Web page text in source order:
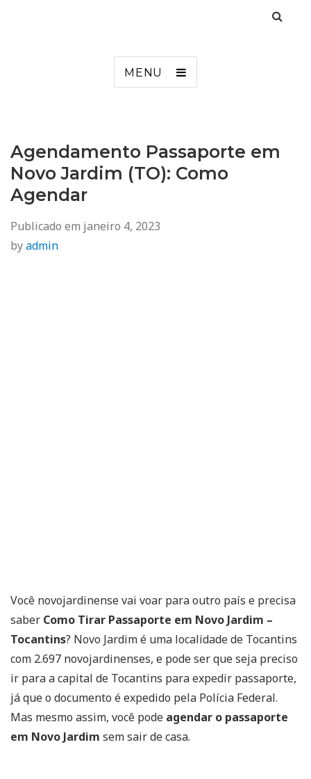
MENU
Agendamento Passaporte em
Novo Jardim (TO): Como
Agendar
Publicado em janeiro 4, 2023
byadmin
Você novojardinense vai voar para outro país e precisa
saber Como Tirar Passaporte em Novo Jardim –
Tocantins? Novo Jardim é uma localidade de Tocantins
com 2.697 novojardinenses, e pode ser que seja preciso
ir para a capital de Tocantins para expedir passaporte,
já que o documento é expedido pela Polícia Federal.
Mas mesmo assim, você pode agendar o passaporte
em Novo Jardim sem sair de casa.